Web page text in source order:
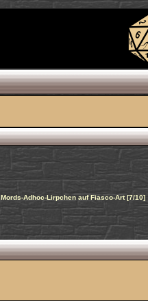
Adhoc-Lirpchen auf Fiasco-Art [7/10]